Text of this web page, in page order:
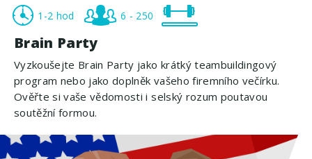
1-2 hod 6 - 250
Brain Party
Vyzkoušejte Brain Party jako krátký teambuildingový
program nebo jako doplněk vašeho firemního večírku.
Ověřte si vaše vědomosti i selský rozum poutavou
soutěžní formou.